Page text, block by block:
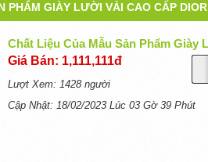
PHẨM GIÀY LƯỜI VẢI CAO CẤP
Chất Liệu Của Mẫu Sản Phẩm Giày
Giá Bán: 1,111,111đ
Lượt Xem: 1428 người
Cập Nhật: 18/02/2023 Lúc 03 Gờ 39 Phút